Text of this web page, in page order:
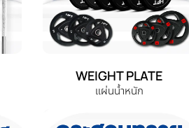
WEIGHT PLATE
แผ่นน้ำหนัก